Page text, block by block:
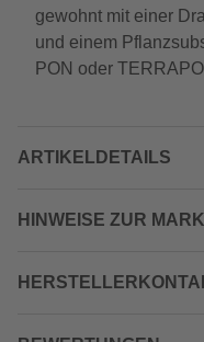
gewohnt mit einer
und einem
PON oder
ARTIKELDETAILS
HINWEISE ZUR